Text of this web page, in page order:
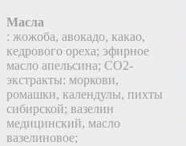
Масла
: жожоба, авокадо, какао,
кедрового ореха; эфирное
масло апельсина; СО2-
экстракты: моркови,
ромашки, календулы, пихты
сибирской; вазелин
медицинский, масло
вазелиновое;